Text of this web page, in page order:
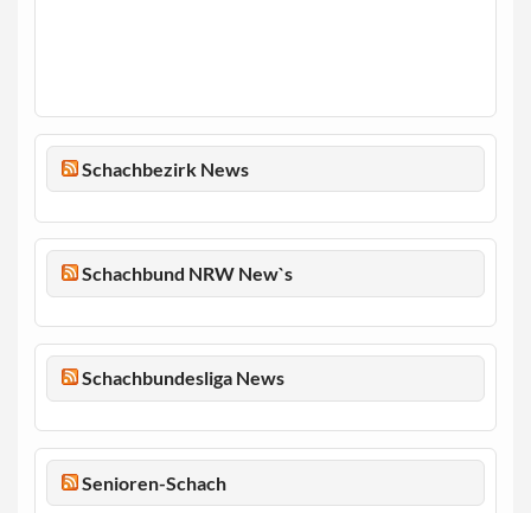
Schachbezirk News
Schachbund NRW New`s
Schachbundesliga News
Senioren-Schach